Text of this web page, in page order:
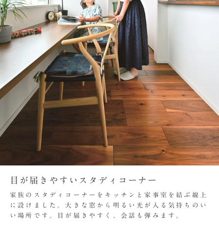
目が届きやすいスタディコーナー
家族のスタディコーナーをキッチンと家事室を結ぶ線上
に設けました。大きな窓から明るい光が入る気持ちのい
い場所です。目が届きやすく、会話も弾みます。